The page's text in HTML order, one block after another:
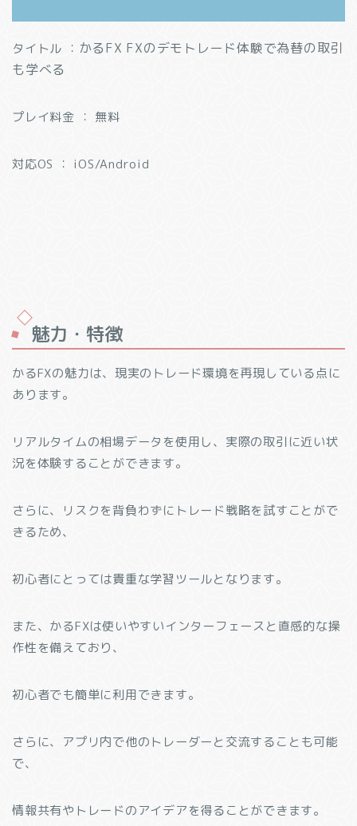
タイトル ： かるFX FXのデモトレード体験で為替の取引
も学べる
プレイ料金 ： 無料
対応OS ： iOS/Android
魅力・特徴
かるFXの魅力は、現実のトレード環境を再現している点に
あります。
リアルタイムの相場データを使用し、実際の取引に近い状
況を体験することができます。
さらに、リスクを背負わずにトレード戦略を試すことがで
きるため、
初心者にとっては貴重な学習ツールとなります。
また、かるFXは使いやすいインターフェースと直感的な操
作性を備えており、
初心者でも簡単に利用できます。
さらに、アプリ内で他のトレーダーと交流することも可能
で、
情報共有やトレードのアイデアを得ることができます。